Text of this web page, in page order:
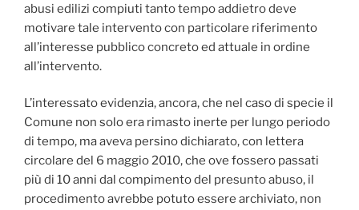
abusi edilizi compiuti tanto tempo addietro deve
motivare tale intervento con particolare riferimento
all’interesse pubblico concreto ed attuale in ordine
all’intervento.
L’interessato evidenzia, ancora, che nel caso di specie il
Comune non solo era rimasto inerte per lungo periodo
di tempo, ma aveva persino dichiarato, con lettera
circolare del 6 maggio 2010, che ove fossero passati
più di 10 anni dal compimento del presunto abuso, il
procedimento avrebbe potuto essere archiviato, non